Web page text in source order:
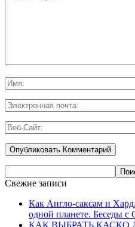
Свежие записи
Как Англо-саксам и
одной планете. Беседы с